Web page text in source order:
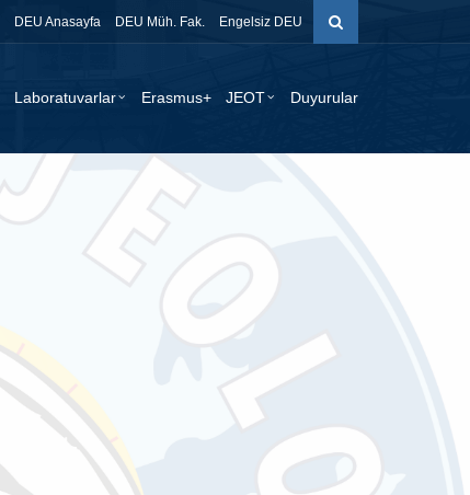
DEU Anasayfa DEU Müh. Fak. Engelsiz DEU
Laboratuvarlar Erasmus+ JEOT Duyurular